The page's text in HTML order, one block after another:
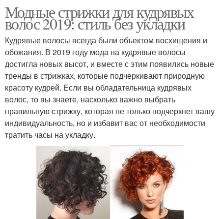
Модные стрижки для кудрявых
волос 2019: стиль без укладки
Кудрявые волосы всегда были объектом восхищения и
обожания. В 2019 году мода на кудрявые волосы
достигла новых высот, и вместе с этим появились новые
тренды в стрижках, которые подчеркивают природную
красоту кудрей. Если вы обладательница кудрявых
волос, то вы знаете, насколько важно выбрать
правильную стрижку, которая не только подчеркнет вашу
индивидуальность, но и избавит вас от необходимости
тратить часы на укладку.